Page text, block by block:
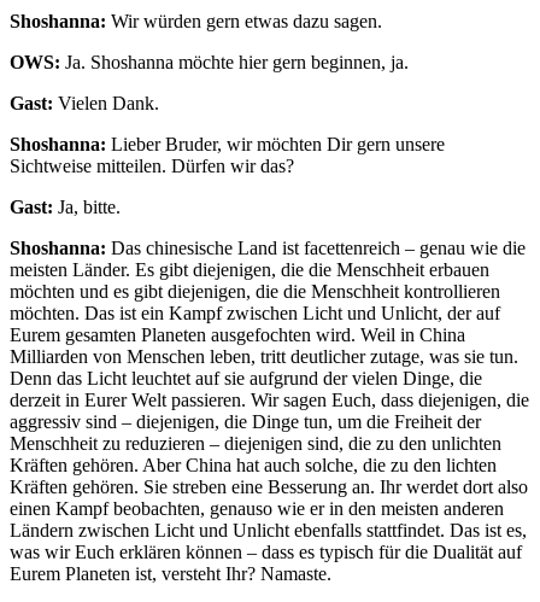
Shoshanna: Wir würden gern etwas dazu sagen.
OWS: Ja. Shoshanna möchte hier gern beginnen, ja.
Gast: Vielen Dank.
Shoshanna: Lieber Bruder, wir möchten Dir gern unsere
Sichtweise mitteilen. Dürfen wir das?
Gast: Ja, bitte.
Shoshanna: Das chinesische Land ist facettenreich – genau wie die
meisten Länder. Es gibt diejenigen, die die Menschheit erbauen
möchten und es gibt diejenigen, die die Menschheit kontrollieren
möchten. Das ist ein Kampf zwischen Licht und Unlicht, der auf
Eurem gesamten Planeten ausgefochten wird. Weil in China
Milliarden von Menschen leben, tritt deutlicher zutage, was sie tun.
Denn das Licht leuchtet auf sie aufgrund der vielen Dinge, die
derzeit in Eurer Welt passieren. Wir sagen Euch, dass diejenigen, die
aggressiv sind – diejenigen, die Dinge tun, um die Freiheit der
Menschheit zu reduzieren – diejenigen sind, die zu den unlichten
Kräften gehören. Aber China hat auch solche, die zu den lichten
Kräften gehören. Sie streben eine Besserung an. Ihr werdet dort also
einen Kampf beobachten, genauso wie er in den meisten anderen
Ländern zwischen Licht und Unlicht ebenfalls stattfindet. Das ist es,
was wir Euch erklären können – dass es typisch für die Dualität auf
Eurem Planeten ist, versteht Ihr? Namaste.